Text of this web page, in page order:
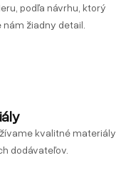
podľa návrhu, ktorý
žiadny detail.
kvalitné materiály
dodávateľov.